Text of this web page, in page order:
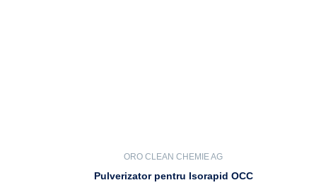
ORO CLEAN CHEMIE AG
Pulverizator pentru Isorapid OCC